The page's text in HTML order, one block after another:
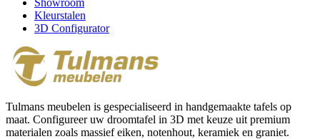
Kleurstalen
3D Configurator
Tulmans meubelen is gespecialiseerd in handgemaakte tafels op
maat. Configureer uw droomtafel in 3D met keuze uit premium
materialen zoals massief eiken, notenhout, keramiek en graniet.